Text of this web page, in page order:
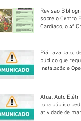
Revisão
sobre o Centro
Cardíaco, o 4ª
Piá Lava Jato,
público que
Instalação e
Atual Auto
tona público
atividade de